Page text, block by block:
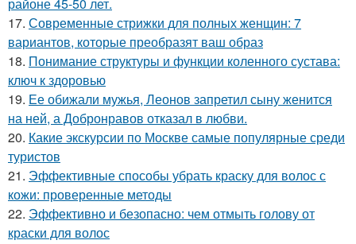
районе 45-50 лет.
17. Современные стрижки для полных женщин: 7
вариантов, которые преобразят ваш образ
18. Понимание структуры и функции коленного сустава:
ключ к здоровью
19. Ее обижали мужья, Леонов запретил сыну женится
на ней, а Добронравов отказал в любви.
20. Какие экскурсии по Москве самые популярные среди
туристов
21. Эффективные способы убрать краску для волос с
кожи: проверенные методы
22. Эффективно и безопасно: чем отмыть голову от
краски для волос